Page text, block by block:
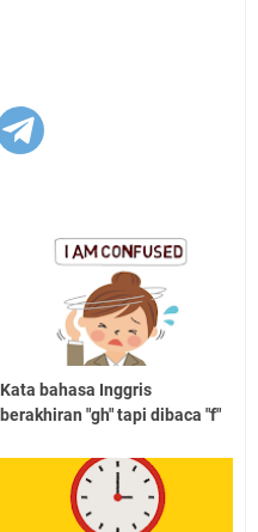
Kata bahasa Inggris
berakhiran "gh" tapi dibaca "f"